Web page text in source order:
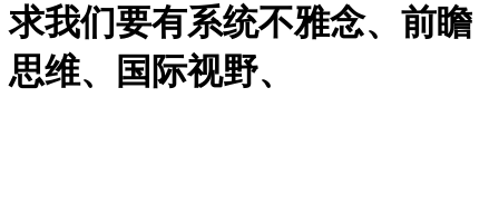
求我们要有系统不雅念、前瞻
思维、国际视野、